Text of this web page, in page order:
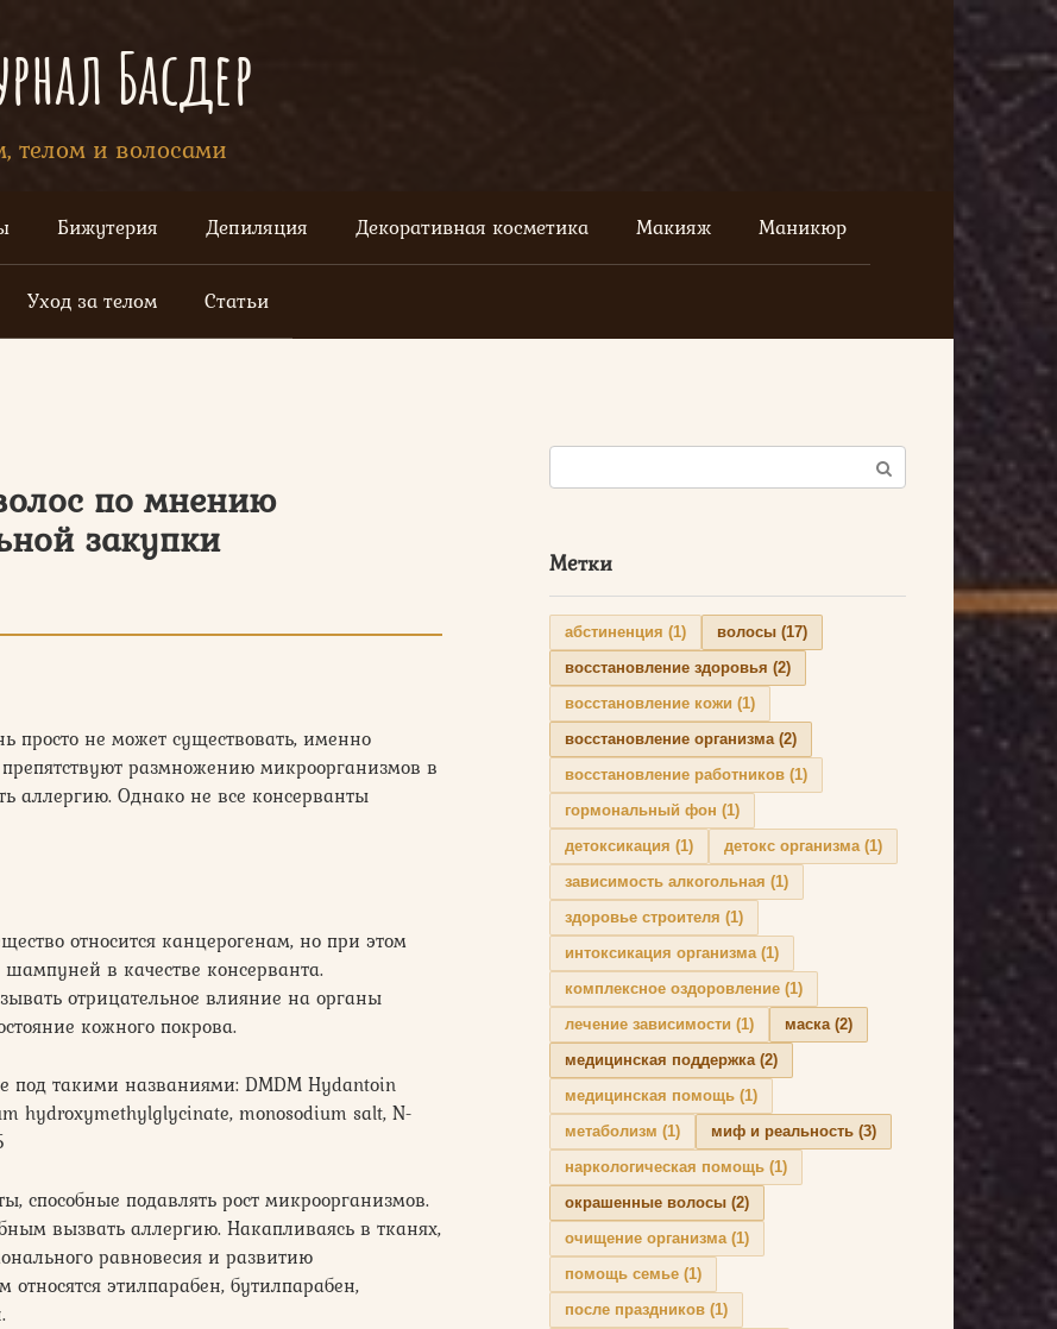
Басдер
телом и волосами
Бижутерия Депиляция Декоративная косметика Макияж Маникюр
Уход за телом Статьи
по мнению
закупки
просто не может существовать, именно
размножению микроорганизмов в
аллергию. Однако не все консерванты
относится канцерогенам, но при этом
в качестве консерванта.
отрицательное влияние на органы
кожного покрова.
под такими названиями: DMDM Hydantoin
hydroxymethylglycinate, monosodium salt, N-
способные подавлять рост микроорганизмов.
вызвать аллергию. Накапливаясь в тканях,
равновесия и развитию
этилпарабен, бутилпарабен,
Поиск:
Метки
абстиненция (1) волосы (17)
восстановление здоровья (2)
восстановление кожи (1)
восстановление организма(2)
восстановление работников (1)
гормональный фон (1)
детоксикация (1) детокс организма(1)
зависимость алкогольная (1)
здоровье строителя (1)
интоксикация организма(1)
комплексное оздоровление (1)
лечение зависимости (1) маска(2)
медицинская поддержка(2)
медицинская помощь (1)
метаболизм (1) миф и реальность (3)
наркологическая помощь (1)
окрашенные волосы (2)
очищение организма(1)
помощь семье (1)
после праздников (1)